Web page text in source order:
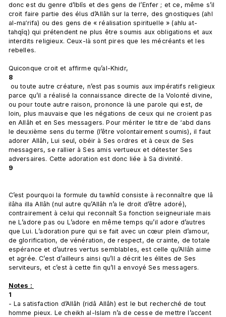
donc est du genre d’Iblîs et des gens de l’Enfer ; et ce, même s’il
croit faire partie des élus d’Allâh sur la terre, des gnostiques (ahl
al-ma‘rifa) ou des gens de « réalisation spirituelle » (ahlu at-
tahqîq) qui prétendent ne plus être soumis aux obligations et aux
interdits religieux. Ceux-là sont pires que les mécréants et les
rebelles.
Quiconque croit et affirme qu’al-Khidr,
8
parce qu’il a réalisé la connaissance directe de la Volonté divine,
ou pour toute autre raison, prononce là une parole qui est, de
loin, plus mauvaise que les négations de ceux qui ne croient pas
en Allâh et en Ses messagers. Pour mériter le titre de ‘abd dans
le deuxième sens du terme (l’être volontairement soumis), il faut
adorer Allâh, Lui seul, obéir à Ses ordres et à ceux de Ses
messagers, se rallier à Ses amis vertueux et détester Ses
adversaires. Cette adoration est donc liée à Sa divinité.
9
C’est pourquoi la formule du tawhîd consiste à reconnaître que lâ
ilâha illa Allâh (nul autre qu’Allâh n’a le droit d’être adoré),
contrairement à celui qui reconnaît Sa fonction seigneuriale mais
ne L’adore pas ou L’adore en même temps qu’il adore d’autres
que Lui. L’adoration pure qui se fait avec un cœur plein d’amour,
de glorification, de vénération, de respect, de crainte, de totale
espérance et d’autres vertus semblables, est celle qu’Allâh aime
et agrée. C’est d’ailleurs ainsi qu’Il a décrit les élites de Ses
serviteurs, et c’est à cette fin qu’Il a envoyé Ses messagers.
Notes :
1
- La satisfaction d’Allâh (ridâ Allâh) est le but recherché de tout
homme pieux. Le cheikh al-Islam n’a de cesse de mettre l’accent